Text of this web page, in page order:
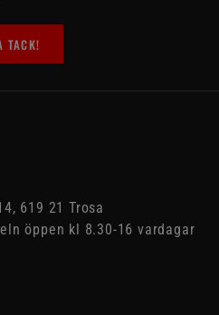
TACK!
619 21 Trosa
öppen kl 8.30-16 vardagar